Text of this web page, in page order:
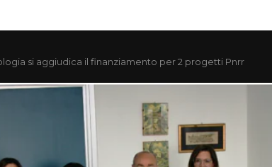
si aggiudica il finanziamento per 2 progetti Pnrr